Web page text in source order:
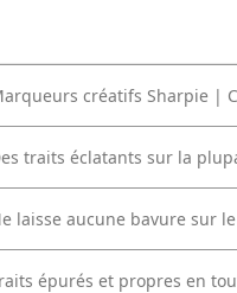
créatifs Sharpie |
traits éclatants sur la
laisse aucune bavure sur
épurés et propres en